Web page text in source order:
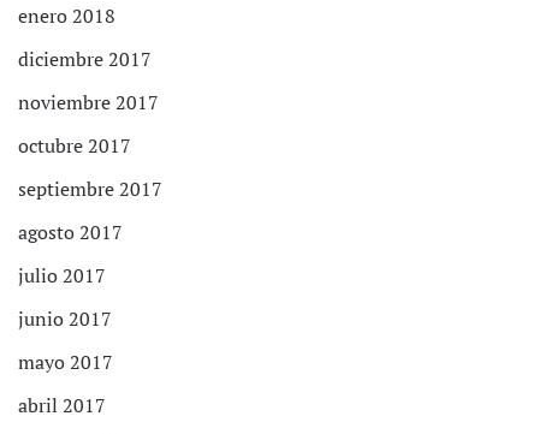
enero 2018
diciembre 2017
noviembre 2017
octubre 2017
septiembre 2017
agosto 2017
julio 2017
junio 2017
mayo 2017
abril 2017